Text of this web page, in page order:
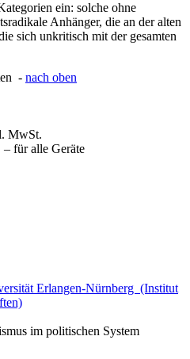
ein: solche ohne
Anhänger, die an der alten
sich unkritisch mit der gesamten
- nach oben
MwSt.
für alle Geräte
Erlangen-Nürnberg (Institut
im politischen System